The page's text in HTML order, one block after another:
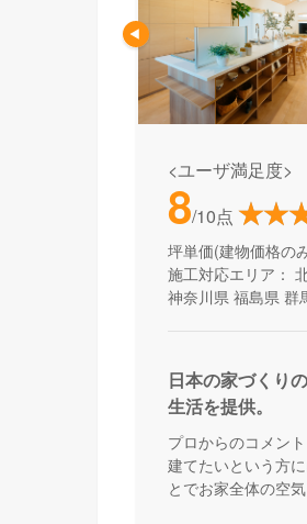
<ユーザ満足度>
8/10点
坪単価(建物価格の
施工対応エリア：
神奈川県 福島県 群
日本の家づくり
生活を提供。
プロからのコメント
建てたいという方
とでお家全体の空